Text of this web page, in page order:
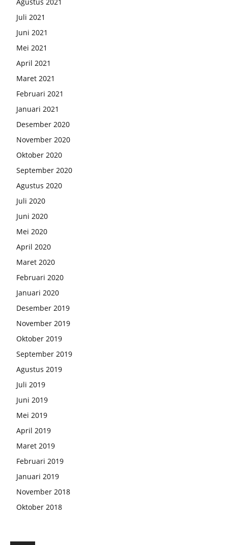
Juli 2021
Juni 2021
Mei 2021
April 2021
Maret 2021
Februari 2021
Januari 2021
Desember 2020
November 2020
Oktober 2020
September 2020
Agustus 2020
Juli 2020
Juni 2020
Mei 2020
April 2020
Maret 2020
Februari 2020
Januari 2020
Desember 2019
November 2019
Oktober 2019
September 2019
Agustus 2019
Juli 2019
Juni 2019
Mei 2019
April 2019
Maret 2019
Februari 2019
Januari 2019
November 2018
Oktober 2018